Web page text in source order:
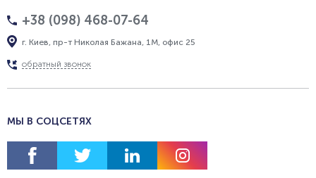
+38 (098) 468-07-64
г. Киев, пр-т Николая Бажана, 1М, офис 25
обратный звонок
МЫ В СОЦСЕТЯХ